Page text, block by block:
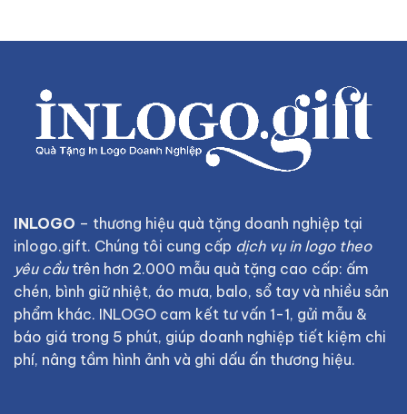
INLOGO – thương hiệu quà tặng doanh nghiệp tại
inlogo.gift. Chúng tôi cung cấp dịch vụ in logo theo
yêu cầutrên hơn 2.000 mẫu quà tặng cao cấp: ấm
chén, bình giữ nhiệt, áo mưa, balo, sổ tay và nhiều sản
phẩm khác. INLOGO cam kết tư vấn 1-1, gửi mẫu &
báo giá trong 5 phút, giúp doanh nghiệp tiết kiệm chi
phí, nâng tầm hình ảnh và ghi dấu ấn thương hiệu.